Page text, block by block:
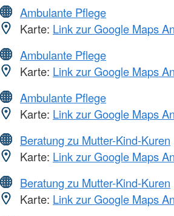
Ambulante Pflege
Karte: Link zur Google Maps
Ambulante Pflege
Karte: Link zur Google Maps
Ambulante Pflege
Karte: Link zur Google Maps
Beratung zu Mutter-Kind-Kuren
Karte: Link zur Google Maps
Beratung zu Mutter-Kind-Kuren
Karte: Link zur Google Maps